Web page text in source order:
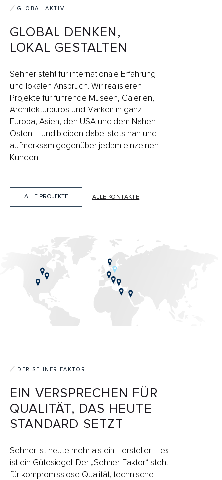
Sehner steht für internationale Erfahrung
und lokalen Anspruch. Wir realisieren
Projekte für führende Museen, Galerien,
Architekturbüros und Marken in ganz
Europa, Asien, den USA und dem Nahen
Osten – und bleiben dabei stets nah und
aufmerksam gegenüber jedem einzelnen
Kunden.
ALLE KONTAKTE
ALLE PROJEKTE
GLOBAL DENKEN,
LOKAL GESTALTEN
GLOBAL AKTIV
Sehner ist heute mehr als ein Hersteller – es
ist ein Gütesiegel. Der „Sehner-Faktor“ steht
für kompromisslose Qualität, technische
DER SEHNER-FAKTOR
EIN VERSPRECHEN FÜR
QUALITÄT, DAS HEUTE
STANDARD SETZT